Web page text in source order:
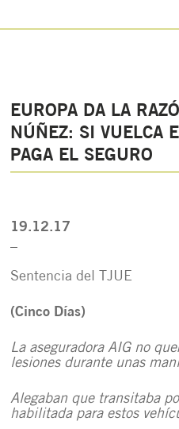
EUROPA DA LA
NÚÑEZ: SI VUELCA
PAGA EL SEGURO
19.12.17
Sentencia del TJUE
(Cinco Días)
La aseguradora AIG no
lesiones durante unas
Alegaban que transitaba
habilitada para estos